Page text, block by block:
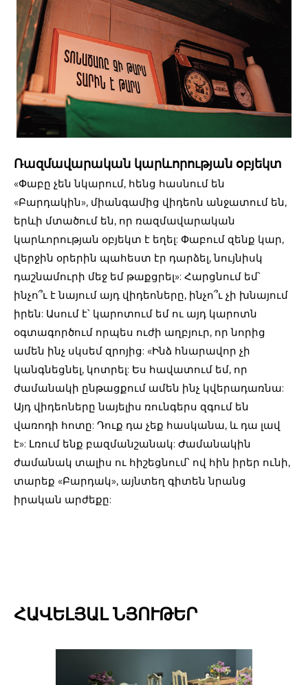
Ռազմավարական կարևորության օբյեկտ
«Փաբը չեն նկարում, հենց հասնում են
«Բարդակին», միանգամից վիդեոն անջատում են,
երևի մտածում են, որ ռազմավարական
կարևորության օբյեկտ է եղել: Փաբում զենք կար,
վերջին օրերին պահեստ էր դարձել, նույնիսկ
դաշնամուրի մեջ եմ թաքցրել»: Հարցնում եմ՝
ինչո՞ւ է նայում այդ վիդեոները, ինչո՞ւ չի խնայում
իրեն: Ասում է՝ կարոտում եմ ու այդ կարոտն
օգտագործում որպես ուժի աղբյուր, որ նորից
ամեն ինչ սկսեմ զրոյից: «Ինձ հնարավոր չի
կանգնեցնել, կոտրել: Ես հավատում եմ, որ
ժամանակի ընթացքում ամեն ինչ կվերադառնա:
Այդ վիդեոները նայելիս ռունգերս զգում են
վառոդի հոտը: Դուք դա չեք հասկանա, և դա լավ
է»: Լռում ենք բազմանշանակ: Ժամանակին
ժամանակ տալիս ու հիշեցնում՝ ով հին իրեր ունի,
տարեք «Բարդակ», այնտեղ գիտեն նրանց
իրական արժեքը:
ՀԱՎԵԼՅԱԼ ՆՅՈՒԹԵՐ